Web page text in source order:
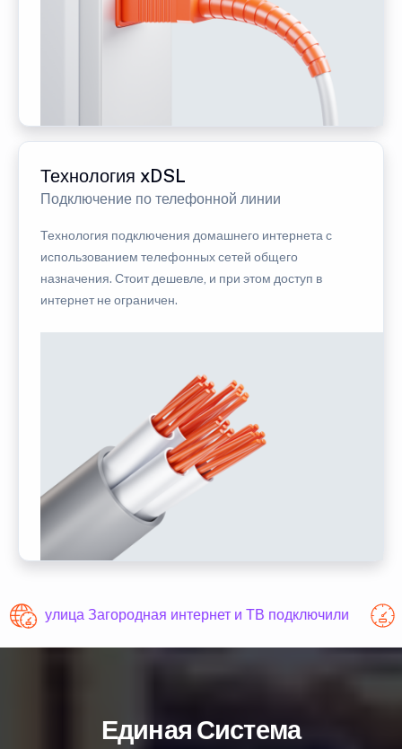
Технология xDSL
Подключение по телефонной линии
Технология подключения домашнего интернета с
использованием телефонных сетей общего
назначения. Стоит дешевле, и при этом доступ в
интернет не ограничен.
улица Загородная интернет и ТВ подключили
Единая Система